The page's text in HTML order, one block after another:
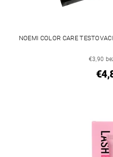
NOEMI COLOR CARE
€3,90